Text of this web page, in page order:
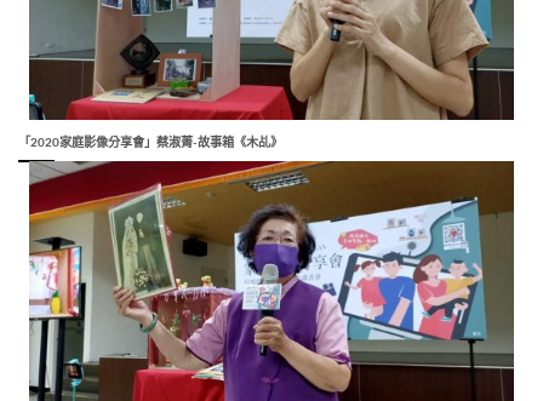
「2020家庭影像分享會」蔡淑菁-故事箱《木乩》